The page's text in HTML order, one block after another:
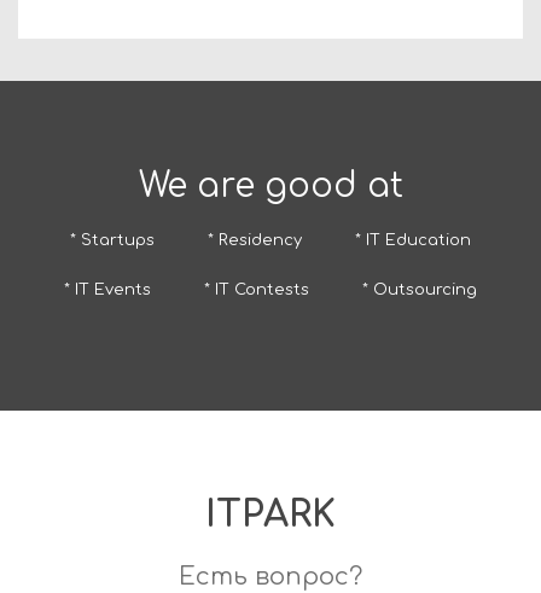
We are good at
* Startups * Residency * IT Education
* IT Events * IT Contests * Outsourcing
ITPARK
Есть вопрос?